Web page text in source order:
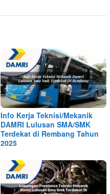
Info Kerja Teknisi/Mekanik
DAMRI Lulusan SMA/SMK
Terdekat di Rembang Tahun
2025